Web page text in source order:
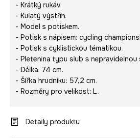
- Krátký rukáv.
- Kulatý výstřih.
- Model s potiskem.
- Potisk s nápisem: cycling
- Potisk s cyklistickou tématikou.
- Pletenina typu slub s nepravidelnou
- Délka: 74 cm.
- Šířka hrudníku: 57,2 cm.
- Rozměry pro velikost: L.
Detaily produktu